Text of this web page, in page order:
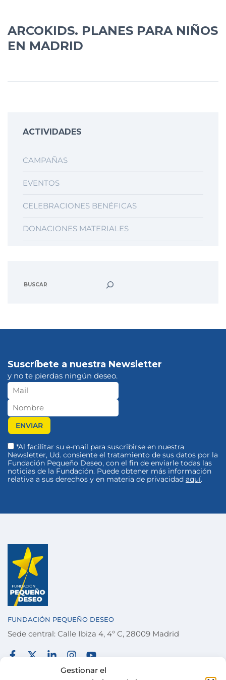
Gestionar el
ARCOKIDS. PLANES PARA NIÑOS
EN MADRID
ACTIVIDADES
CAMPAÑAS
EVENTOS
CELEBRACIONES BENÉFICAS
DONACIONES MATERIALES
Suscríbete a nuestra Newsletter
y no te pierdas ningún deseo.
*Al facilitar su e-mail para suscribirse en nuestra
Newsletter, Ud. consiente el tratamiento de sus datos por la
Fundación Pequeño Deseo, con el fin de enviarle todas las
noticias de la Fundación. Puede obtener más información
relativa a sus derechos y en materia de privacidad aquí.
FUNDACIÓN PEQUEÑO DESEO
Sede central: Calle Ibiza 4, 4º C, 28009 Madrid